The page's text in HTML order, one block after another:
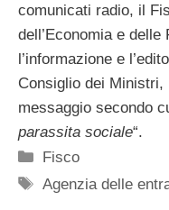
comunicati radio, il
dell’Economia e
l’informazione e
Consiglio dei
messaggio secondo
parassita sociale“.
Categorie
Fisco
Tag
Agenzia delle